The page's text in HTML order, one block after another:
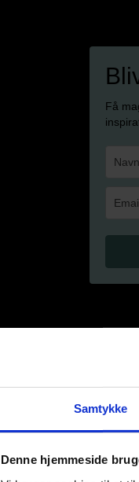
Samtykke
Denne hjemmeside
Få
26639670